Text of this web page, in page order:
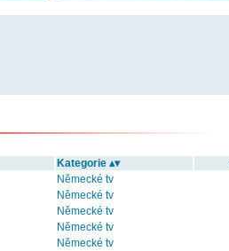
Kategorie ▴▾
Německé tv
Německé tv
Německé tv
Německé tv
Německé tv